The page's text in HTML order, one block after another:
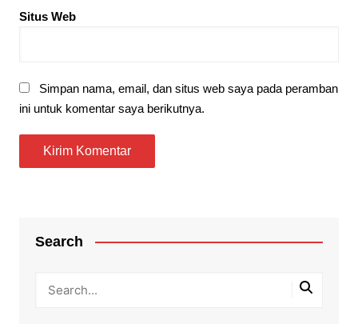
Situs Web
Simpan nama, email, dan situs web saya pada peramban
ini untuk komentar saya berikutnya.
Search